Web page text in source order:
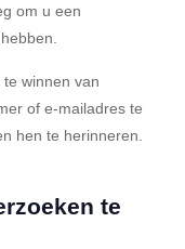
om u een
winnen van
of e-mailadres te
hen te herinneren.
te